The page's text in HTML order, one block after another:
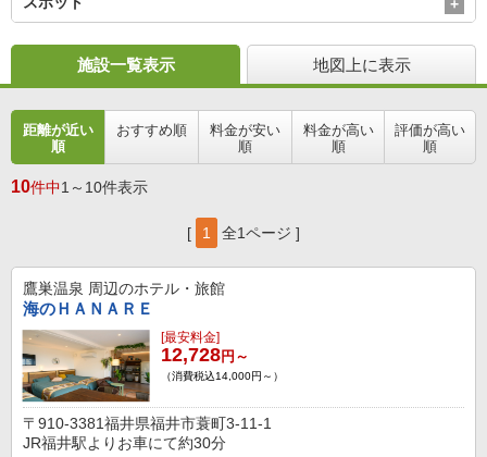
施設一覧表示 地図上に表示
距離が近い
順
おすすめ順
料金が安い
順
料金が高い
順
評価が高い
順
10件中1～10件表示
[ 1 全1ページ ]
鷹巣温泉 周辺のホテル・旅館
海のＨＡＮＡＲＥ
[最安料金]
12,728円～
（消費税込14,000円～）
〒910-3381福井県福井市蓑町3-11-1
JR福井駅よりお車にて約30分